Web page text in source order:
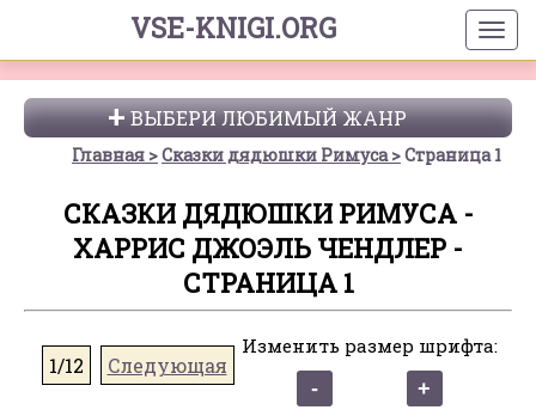
VSE-KNIGI.ORG
ВЫБЕРИ ЛЮБИМЫЙ ЖАНР
Главная Сказки дядюшки Римуса Страница 1
СКАЗКИ ДЯДЮШКИ РИМУСА -
ХАРРИС ДЖОЭЛЬ ЧЕНДЛЕР -
СТРАНИЦА 1
1/12 Следующая
Изменить размер шрифта: